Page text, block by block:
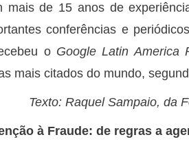
mais de 15 anos de
conferências e
o Google Latin America
mais citados do mundo,
Texto: Raquel Sampaio, da
à Fraude: de regras a